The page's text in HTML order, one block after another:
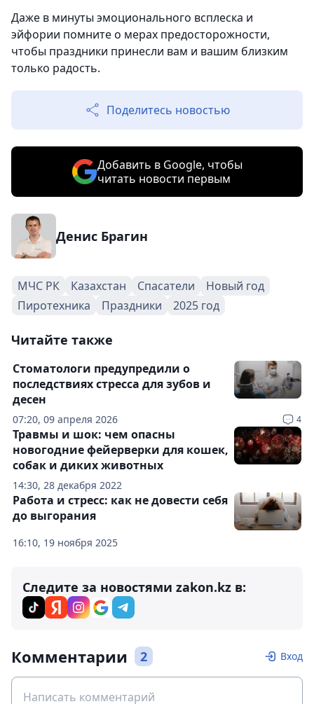
Даже в минуты эмоционального всплеска и
эйфории помните о мерах предосторожности,
чтобы праздники принесли вам и вашим близким
только радость.
Поделитесь новостью
Добавить в Google, чтобы
читать новости первым
Денис Брагин
МЧС РК Казахстан Спасатели
Новый год
Пиротехника
Праздники 2025 год
Читайте также
07:20, 09 апреля 2026 4
Стоматологи предупредили о
последствиях стресса для зубов и
десен
14:30, 28 декабря 2022
Травмы и шок: чем опасны
новогодние фейерверки для кошек,
собак и диких животных
16:10, 19 ноября 2025
Работа и стресс: как не довести себя
до выгорания
Следите за новостями zakon.kz в:
Комментарии 2 Вход